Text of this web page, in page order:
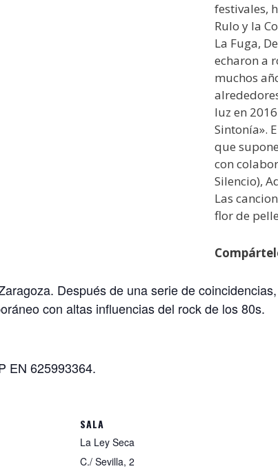
festivales,
Rulo y la
La Fuga,
echaron a
muchos
luz en
Sintonía».
que
con
Silencio),
Las
flor de
Después de una serie de
con altas influencias del rock de los 80s.
EN 625993364.
SALA
La Ley Seca
C./ Sevilla, 2